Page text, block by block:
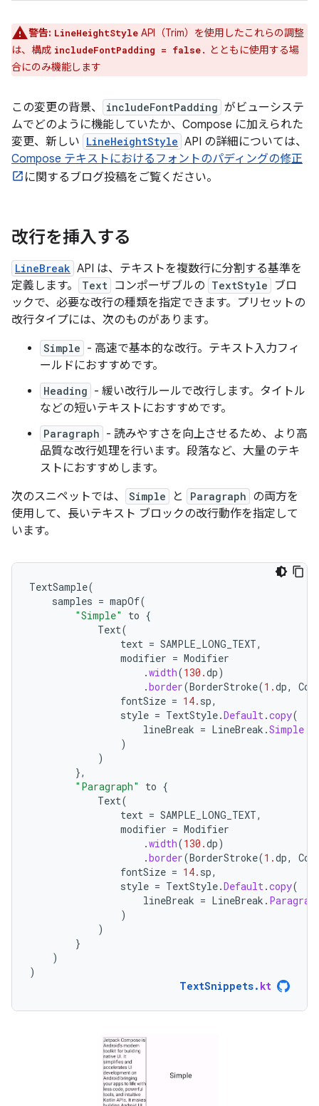
警告: LineHeightStyle API（Trim）を使用したこれらの調整
は、構成 includeFontPadding = false. とともに使用する場
合にのみ機能します
この変更の背景、 includeFontPadding がビューシステ
ムでどのように機能していたか、Compose に加えられた
変更、新しい LineHeightStyle API の詳細については、
Compose テキストにおけるフォントのパディングの修正
に関するブログ投稿をご覧ください。
改行を挿入する
LineBreak API は、テキストを複数行に分割する基準を
定義します。
Text コンポーザブルの TextStyle
ブロ
ックで、必要な改行の種類を指定できます。プリセットの
改行タイプには、次のものがあります。
Simple - 高速で基本的な改行。テキスト入力フィ
ールドにおすすめです。
Heading - 緩い改行ルールで改行します。タイトル
などの短いテキストにおすすめです。
Paragraph - 読みやすさを向上させるため、より高
品質な改行処理を行います。段落など、大量のテキ
ストにおすすめします。
次のスニペットでは、
Simple と Paragraph の両方を
使用して、長いテキスト ブロックの改行動作を指定して
います。
TextSample(
samples = mapOf(
"Simple"
to {
Text(
text = SAMPLE_LONG_TEXT,
modifier = Modifier
.width(130.dp)
.border(BorderStroke(1.dp,
fontSize = 14. sp,
style = TextStyle.Default .copy(
lineBreak = LineBreak .Simple
)
)
},
"Paragraph"
to {
Text(
text = SAMPLE_LONG_TEXT,
modifier = Modifier
.width(130.dp)
.border(BorderStroke(1.dp,
fontSize = 14. sp,
style = TextStyle.Default .copy(
lineBreak = LineBreak .
)
)
}
)
)
TextSnippets. kt